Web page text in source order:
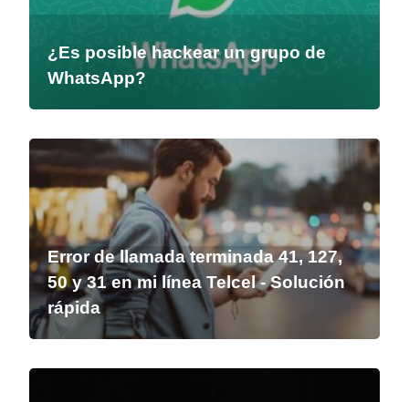
¿Es posible hackear un grupo de
WhatsApp?
Error de llamada terminada 41, 127,
50 y 31 en mi línea Telcel - Solución
rápida